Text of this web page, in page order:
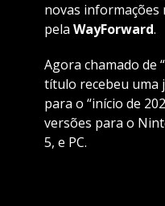
novas informações
pela WayForward.
Agora chamado de
título recebeu uma
para o “início de
versões para o
5, e PC.